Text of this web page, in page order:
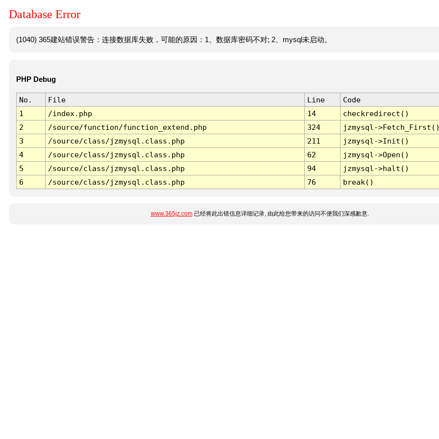
Database Error
(1040) 365建站错误警告：连接数据库失败，可能的原因：1、数据库密码不对; 2、mysql未启动。
PHP Debug
No. File Line
Code
1
/index.php 14
checkredirect()
2
/source/function/function_extend.php 324
jzmysql-
3
/source/class/jzmysql.class.php 211
jzmysql->Init()
4
/source/class/jzmysql.class.php 62
jzmysql->Open()
5
/source/class/jzmysql.class.php 94
jzmysql->halt()
6
/source/class/jzmysql.class.php 76 break()
www.365jz.com已经将此出错信息详细记录, 由此给您带来的访问不便我们深感歉意.